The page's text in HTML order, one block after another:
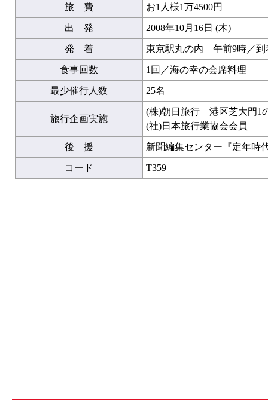
旅 費 お1人様1万4500円
出 発 2008年10月16日 (木)
発 着 東京駅丸の内 午前9時／到
食事回数 1回／海の幸の会席料理
最少催行人数 25名
旅行企画実施
(株)朝日旅行 港区芝大門1
(社)日本旅行業協会会員
後 援 新聞編集センター『定年時
コード T359